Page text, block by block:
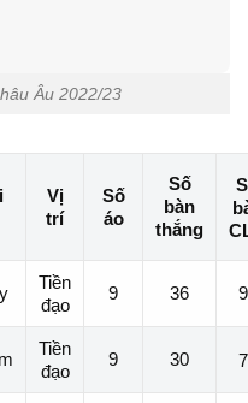
Âu 2022/23
Vị
trí
Số
áo
Số
bàn
thắng
Tiền
đạo
9 36
Tiền
đạo
9 30